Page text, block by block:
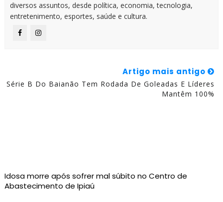
diversos assuntos, desde política, economia, tecnologia,
entretenimento, esportes, saúde e cultura.
Artigo mais antigo
Série B Do Baianão Tem Rodada De Goleadas E Líderes
Mantêm 100%
Idosa morre após sofrer mal súbito no Centro de
Abastecimento de Ipiaú